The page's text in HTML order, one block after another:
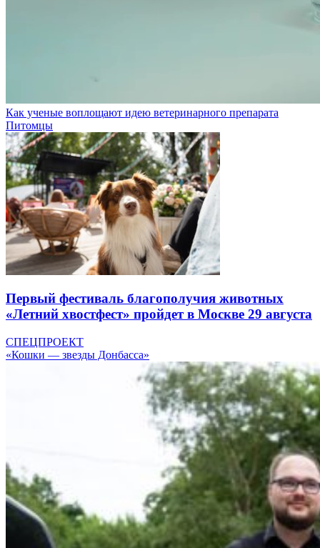
Как ученые воплощают идею ветеринарного препарата
Питомцы
Первый фестиваль благополучия животных
«Летний хвостфест» пройдет в Москве 29 августа
СПЕЦПРОЕКТ
«Кошки — звезды Донбасса»